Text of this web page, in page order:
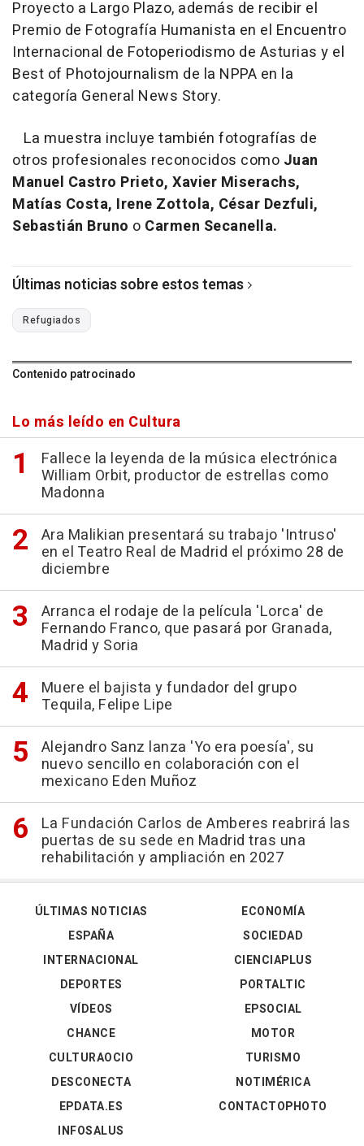
Proyecto a Largo Plazo, además de recibir el
Premio de Fotografía Humanista en el Encuentro
Internacional de Fotoperiodismo de Asturias y el
Best of Photojournalism de la NPPA en la
categoría General News Story.
La muestra incluye también fotografías de
otros profesionales reconocidos como Juan
Manuel Castro Prieto, Xavier Miserachs,
Matías Costa, Irene Zottola, César Dezfuli,
Sebastián Bruno o Carmen Secanella.
Últimas noticias sobre estos temas
Refugiados
Contenido patrocinado
Lo más leído en Cultura
Fallece la leyenda de la música electrónica
William Orbit, productor de estrellas como
Madonna
Ara Malikian presentará su trabajo 'Intruso'
en el Teatro Real de Madrid el próximo 28 de
diciembre
Arranca el rodaje de la película 'Lorca' de
Fernando Franco, que pasará por Granada,
Madrid y Soria
Muere el bajista y fundador del grupo
Tequila, Felipe Lipe
Alejandro Sanz lanza 'Yo era poesía', su
nuevo sencillo en colaboración con el
mexicano Eden Muñoz
La Fundación Carlos de Amberes reabrirá las
puertas de su sede en Madrid tras una
rehabilitación y ampliación en 2027
ÚLTIMAS NOTICIAS
ESPAÑA
INTERNACIONAL
DEPORTES
VÍDEOS
ECONOMÍA
SOCIEDAD
CIENCIAPLUS
PORTALTIC
EPSOCIAL
CHANCE
CULTURAOCIO
DESCONECTA
EPDATA.ES
INFOSALUS
MOTOR
TURISMO
NOTIMÉRICA
CONTACTOPHOTO